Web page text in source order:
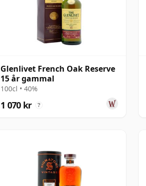
Glenlivet French Oak Reserve
15 år gammal
100cl • 40%
1 070 kr ?